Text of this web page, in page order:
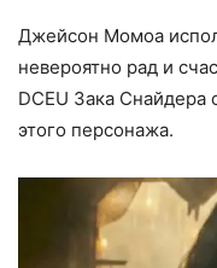
Джейсон Момоа
невероятно рад и
DCEU Зака Снайдера
этого персонажа.